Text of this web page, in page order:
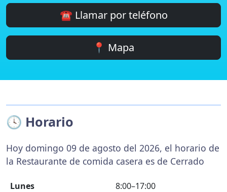
☎️ Llamar por teléfono
📍 Mapa
🕓 Horario
Hoy domingo 09 de agosto del 2026, el horario de
la Restaurante de comida casera es de Cerrado
Lunes
8:00–17:00